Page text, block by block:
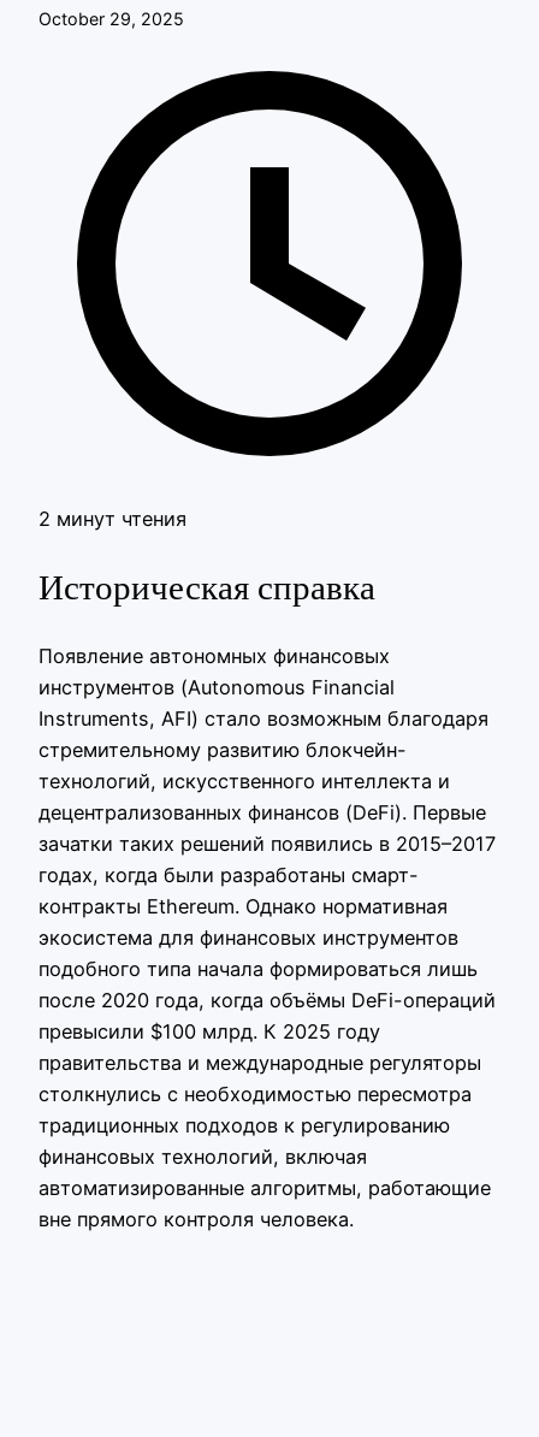
October 29, 2025
2 минут чтения
Историческая справка
Появление автономных финансовых
инструментов (Autonomous Financial
Instruments, AFI) стало возможным благодаря
стремительному развитию блокчейн-
технологий, искусственного интеллекта и
децентрализованных финансов (DeFi). Первые
зачатки таких решений появились в 2015–2017
годах, когда были разработаны смарт-
контракты Ethereum. Однако нормативная
экосистема для финансовых инструментов
подобного типа начала формироваться лишь
после 2020 года, когда объёмы DeFi-операций
превысили $100 млрд. К 2025 году
правительства и международные регуляторы
столкнулись с необходимостью пересмотра
традиционных подходов к регулированию
финансовых технологий, включая
автоматизированные алгоритмы, работающие
вне прямого контроля человека.